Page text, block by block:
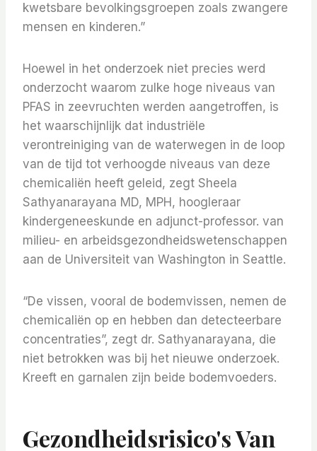
kwetsbare bevolkingsgroepen zoals zwangere
mensen en kinderen.”
Hoewel in het onderzoek niet precies werd
onderzocht waarom zulke hoge niveaus van
PFAS in zeevruchten werden aangetroffen, is
het waarschijnlijk dat industriële
verontreiniging van de waterwegen in de loop
van de tijd tot verhoogde niveaus van deze
chemicaliën heeft geleid, zegt Sheela
Sathyanarayana MD, MPH, hoogleraar
kindergeneeskunde en adjunct-professor. van
milieu- en arbeidsgezondheidswetenschappen
aan de Universiteit van Washington in Seattle.
“De vissen, vooral de bodemvissen, nemen de
chemicaliën op en hebben dan detecteerbare
concentraties”, zegt dr. Sathyanarayana, die
niet betrokken was bij het nieuwe onderzoek.
Kreeft en garnalen zijn beide bodemvoeders.
Gezondheidsrisico's Van